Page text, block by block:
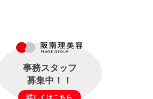
事務スタッフ
募集中！！
詳しくはこちら